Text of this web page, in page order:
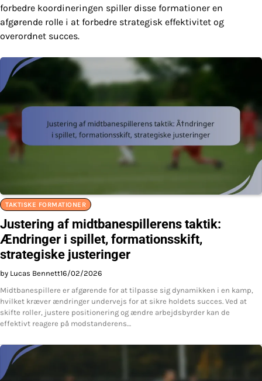
forbedre koordineringen spiller disse formationer en
afgørende rolle i at forbedre strategisk effektivitet og
overordnet succes.
TAKTISKE FORMATIONER
Justering af midtbanespillerens taktik:
Ændringer i spillet, formationsskift,
strategiske justeringer
by Lucas Bennett16/02/2026
Midtbanespillere er afgørende for at tilpasse sig dynamikken i en kamp,
hvilket kræver ændringer undervejs for at sikre holdets succes. Ved at
skifte roller, justere positionering og ændre arbejdsbyrder kan de
effektivt reagere på modstanderens…